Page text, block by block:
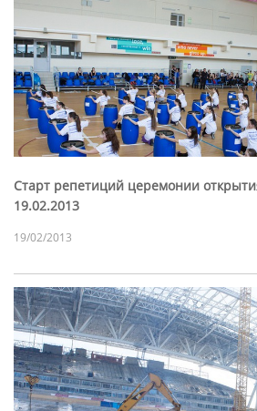
Старт репетиций церемонии
19.02.2013
19/02/2013